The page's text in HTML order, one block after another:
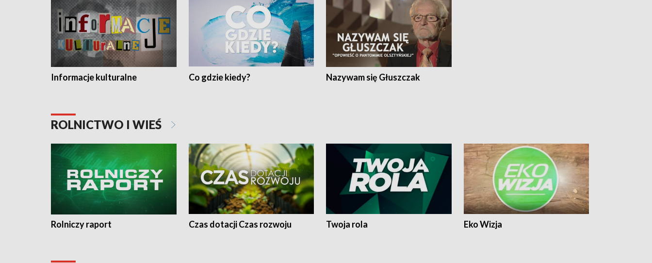
Informacje kulturalne Co gdzie kiedy? Nazywam się Głuszczak
ROLNICTWO I WIEŚ
Rolniczy raport Czas dotacji Czas rozwoju Twoja rola Eko Wizja